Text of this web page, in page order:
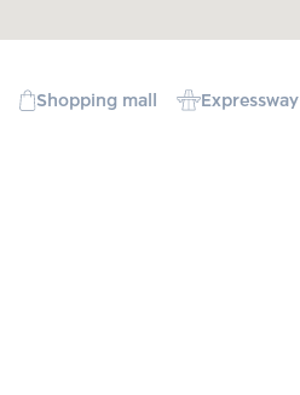
Shopping mall Expressway